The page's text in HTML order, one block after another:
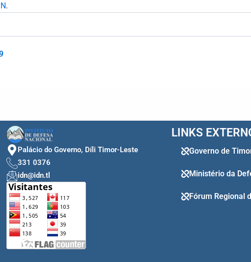
.
Palácio do Governo, Díli Timor-Leste
331 0376
idn@idn.tl
LINKS
Governo de
Ministério da
Fórum Regional